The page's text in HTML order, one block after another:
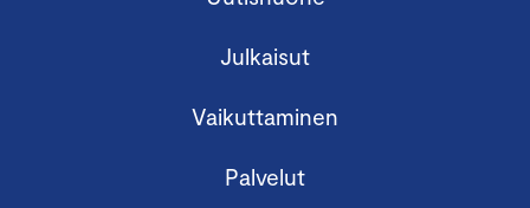
Julkaisut
Vaikuttaminen
Palvelut